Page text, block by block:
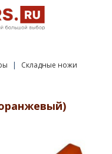
Складные ножи